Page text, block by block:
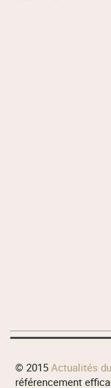
© 2015 Actualités
référencement